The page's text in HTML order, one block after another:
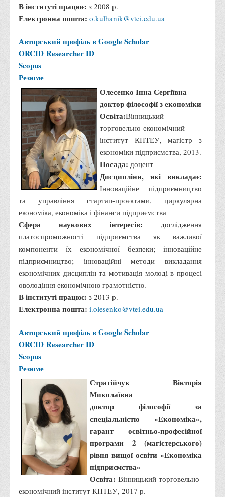
В інституті працює: з 2008 р.
Електронна пошта: o.kulhanik@vtei.edu.ua
Авторський профіль в Google Scholar
ORCID Researcher ID
Scopus
Резюме
Олесенко Інна Сергіївна
доктор філософії з економіки
Освіта:Вінницький
торговельно-економічний
інститут КНТЕУ, магістр з
економіки підприємства, 2013.
Посада: доцент
Дисципліни, які викладає:
Інноваційне підприємництво
та управління стартап-проєктами, циркулярна
економіка, економіка і фінанси підприємства
Сфера наукових інтересів: дослідження
платоспроможності підприємства як важливої
компоненти їх економічної безпеки; інноваційне
підприємництво; інноваційні методи викладання
економічних дисциплін та мотивація молоді в процесі
оволодіння економічною грамотністю.
В інституті працює: з 2013 р.
Електронна пошта: i.olesenko@vtei.edu.ua
Авторський профіль в Google Scholar
ORCID Researcher ID
Scopus
Резюме
Стратійчук Вікторія
Миколаївна
доктор філософії за
спеціальністю «Економіка»,
гарант освітньо-професійної
програми 2 (магістерського)
рівня вищої освіти «Економіка
підприємства»
Освіта: Вінницький торговельно-
економічний інститут КНТЕУ, 2017 р.